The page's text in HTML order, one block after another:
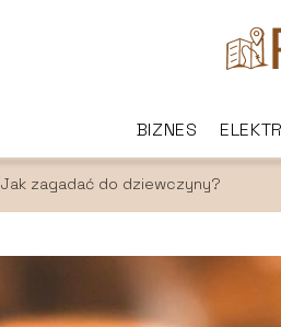
BIZNES
Jak zagadać do dziewczyny?